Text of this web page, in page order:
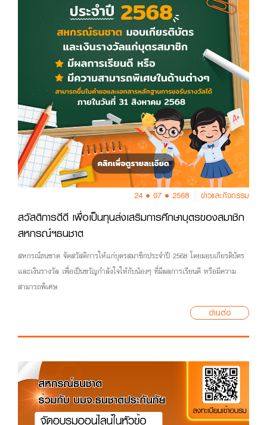
24 • 07 • 2568 ข่าวและกิจกรรม
สวัสดิการดีดี เพื่อเป็นทุนส่งเสริมการศึกษาบุตรของสมาชิก
สหกรณ์ฯธนชาต
สหกรณ์ธนชาต จัดสวัสดิการให้แก่บุตรสมาชิกประจำปี 2568 โดยมอบเกียรติบัตร
และเงินรางวัล เพื่อเป็นขวัญกำลังใจให้กับน้องๆ ที่มีผลการเรียนดี หรือมีความ
สามารถพิเศษ
อ่านต่อ